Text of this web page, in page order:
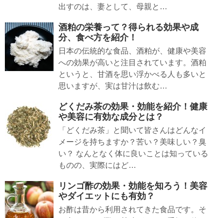
出すのは、妻として、母親と…
酒粕の栄養って？得られる効果や成
分、食べ方を紹介！
日本の伝統的な食品、酒粕が、健康や美容
への効果が高いと注目されています。酒粕
というと、甘酒を思い浮かべる人も多いと
思いますが、実は甘汁は飲む…
どくだみ茶の効果・効能を紹介！健康
や美容に有効な成分とは？
「どくだみ茶」と聞いて皆さんはどんなイ
メージを持ちますか？苦い？美味しい？臭
い？ なんとなく体に良いことは知っている
ものの、実際にはど…
リンゴ酢の効果・効能を知ろう！美容
やダイエットにも有効？
お酢は昔から利用されてきた食品です。そ